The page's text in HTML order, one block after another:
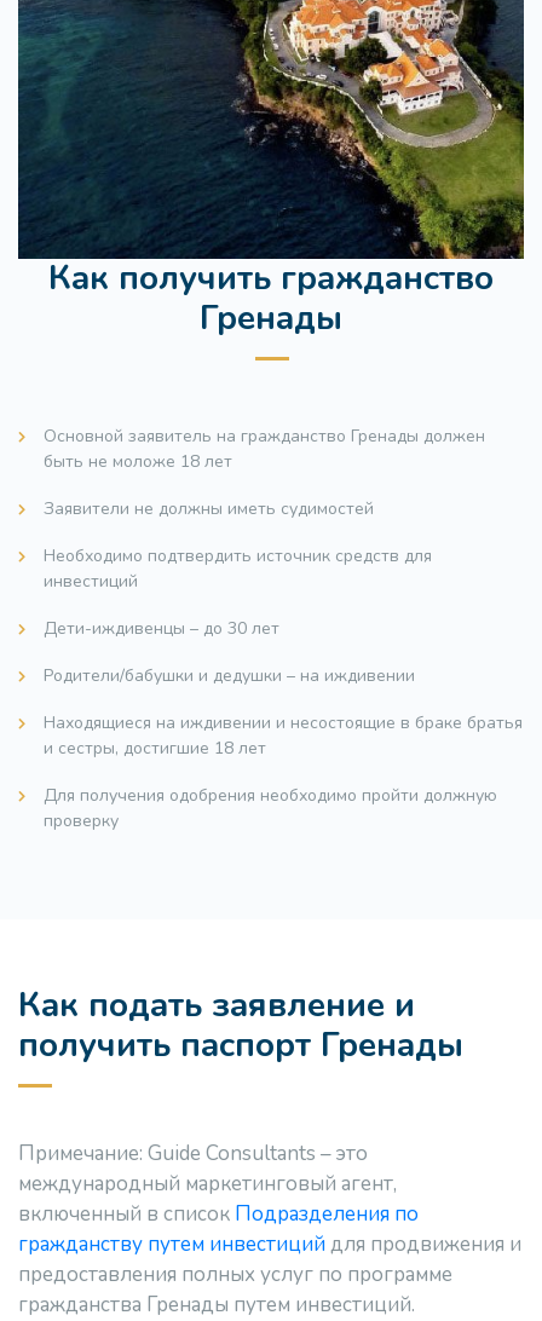
Как получить гражданство
Гренады
Основной заявитель на гражданство Гренады должен
быть не моложе 18 лет
Заявители не должны иметь судимостей
Необходимо подтвердить источник средств для
инвестиций
Дети-иждивенцы – до 30 лет
Родители/бабушки и дедушки – на иждивении
Находящиеся на иждивении и несостоящие в браке братья
и сестры, достигшие 18 лет
Для получения одобрения необходимо пройти должную
проверку
Как подать заявление и
получить паспорт Гренады
Примечание: Guide Consultants – это
международный маркетинговый агент,
включенный в список Подразделения по
гражданству путем инвестицийдля продвижения и
предоставления полных услуг по программе
гражданства Гренады путем инвестиций.